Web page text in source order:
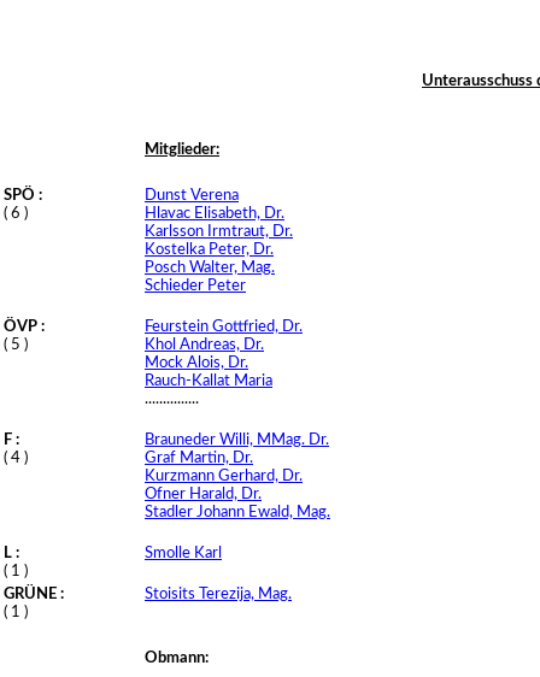
Unterausschuss
Mitglieder:
SPÖ :
( 6 )
Dunst Verena
Hlavac Elisabeth, Dr.
Karlsson Irmtraut, Dr.
Kostelka Peter, Dr.
Posch Walter, Mag.
Schieder Peter
ÖVP :
( 5 )
Feurstein Gottfried, Dr.
Khol Andreas, Dr.
Mock Alois, Dr.
Rauch-Kallat Maria
...............
F :
( 4 )
Brauneder Willi, MMag. Dr.
Graf Martin, Dr.
Kurzmann Gerhard, Dr.
Ofner Harald, Dr.
Stadler Johann Ewald, Mag.
L :
( 1 )
Smolle Karl
GRÜNE :
( 1 )
Stoisits Terezija, Mag.
Obmann: